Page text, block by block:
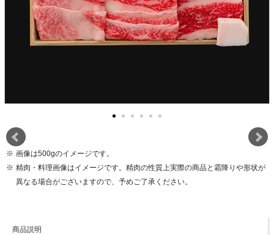
画像は500gのイメージです。
精肉・料理画像はイメージです。精肉の性質上実際の商品と霜降りや形状が
異なる場合がございますので、予めご了承ください。
商品説明